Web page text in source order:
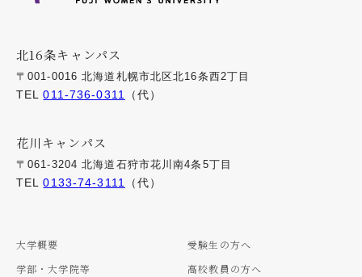
北16条キャンパス
〒001-0016 北海道札幌市北区北16条西2丁目
TEL011-736-0311 （代）
花川キャンパス
〒061-3204 北海道石狩市花川南4条5丁目
TEL0133-74-3111 （代）
大学概要
学部・大学院等
受験生の方へ
高校教員の方へ